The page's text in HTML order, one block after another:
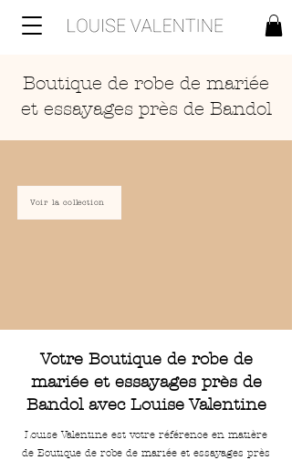
Boutique de robe de mariée
et essayages près de Bandol
Voir la collection
Votre Boutique de robe de
mariée et essayages près de
Bandol avec Louise Valentine
Louise Valentine est votre référence en matière
de Boutique de robe de mariée et essayages près